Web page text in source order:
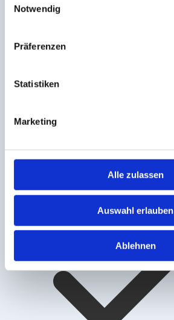
Notwendig
Präferenzen
Statistiken
Marketing
Alle zulassen
Auswahl erlauben
Ablehnen